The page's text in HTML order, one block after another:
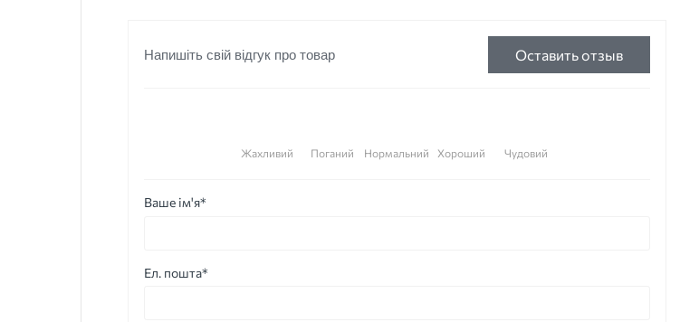
Напишіть свій відгук про товар Оставить отзыв
Чудовий
Хороший
Нормальний
Поганий
Жахливий
Ваше ім'я*
Ел. пошта*